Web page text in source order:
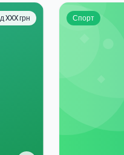
XXX грн Спорт